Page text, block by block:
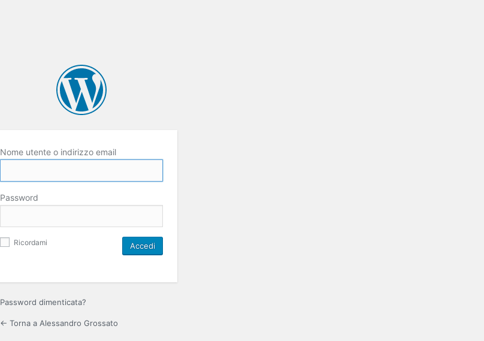
Nome utente o indirizzo email
Password
Ricordami
Password dimenticata?
← Torna a Alessandro Grossato